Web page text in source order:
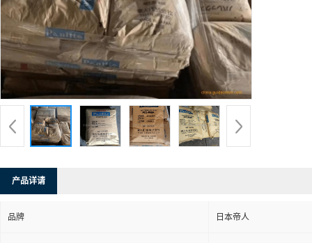
产品详请
品牌 日本帝人